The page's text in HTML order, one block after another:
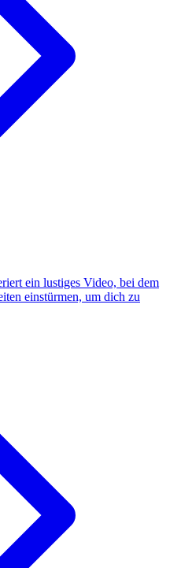
ein lustiges Video, bei dem
einstürmen, um dich zu